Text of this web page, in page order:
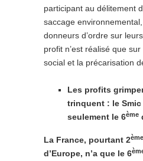
participant au délitement
saccage
donneurs d’ordre sur
profit n’est réalisé que
social et la précarisation
Les profits
trinquent : le
seulement le 6ème
La France, pourtant 2ème
d’Europe, n’a que le 6